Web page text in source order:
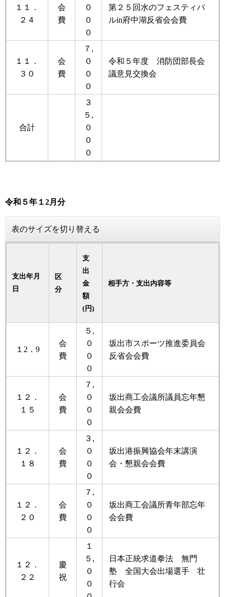
１１．
２４
会
費
０
０
０
第２５回水のフェスティバ
ルin府中湖反省会会費
１１．
３０
会
費
７,
０
０
０
令和５年度 消防団部長会
議意見交換会
合計
３
５,
０
０
０
令和５年 １2月分
表のサイズを切り替える
支出年月
日
区
分
支
出
金
額
(円)
相手方・支出内容等
１2．9
会
費
５,
０
０
０
坂出市スポーツ推進委員会
反省会会費
１２．
１５
会
費
７,
０
０
０
坂出商工会議所議員忘年懇
親会会費
１２．
１８
会
費
３,
０
０
０
坂出港振興協会年末講演
会・懇親会会費
１２．
２０
会
費
７,
０
０
０
坂出商工会議所青年部忘年
会会費
１２．
２２
慶
祝
１
５,
０
０
日本正統求道拳法 無門
塾 全国大会出場選手 壮
行会